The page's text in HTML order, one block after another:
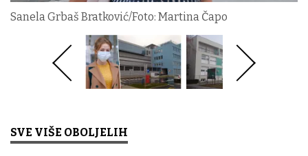
Sanela Grbaš Bratković/Foto: Martina Čapo
SVE VIŠE OBOLJELIH